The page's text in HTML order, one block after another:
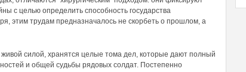
с целью определить способность государства
этим трудам предназначалось не скорбеть о прошлом, а
силой, хранятся целые тома дел, которые дают полный
и общей судьбы рядовых солдат. Постепенно